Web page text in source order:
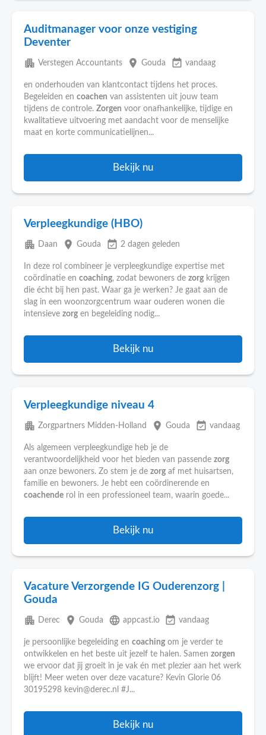
Auditmanager voor onze vestiging
Deventer
apartment Verstegen Accountants place Gouda event_available vandaag
en onderhouden van klantcontact tijdens het proces.
Begeleiden en coachen van assistenten uit jouw team
tijdens de controle. Zorgen voor onafhankelijke, tijdige en
kwalitatieve uitvoering met aandacht voor de menselijke
maat en korte communicatielijnen...
Bekijk nu
Verpleegkundige (HBO)
apartment Daan place Gouda event_available 2 dagen geleden
In deze rol combineer je verpleegkundige expertise met
coördinatie en coaching, zodat bewoners de zorg krijgen
die écht bij hen past. Waar ga je werken? Je gaat aan de
slag in een woonzorgcentrum waar ouderen wonen die
intensieve zorg en begeleiding nodig...
Bekijk nu
Verpleegkundige niveau 4
apartment Zorgpartners Midden-Holland place Gouda event_available vandaag
Als algemeen verpleegkundige heb je de
verantwoordelijkheid voor het bieden van passende zorg
aan onze bewoners. Zo stem je de zorg af met huisartsen,
familie en bewoners. Je hebt een coördinerende en
coachende rol in een professioneel team, waarin goede...
Bekijk nu
Vacature Verzorgende IG Ouderenzorg |
Gouda
apartment Derec place Gouda language appcast.io event_available vandaag
je persoonlijke begeleiding en coaching om je verder te
ontwikkelen en het beste uit jezelf te halen. Samen zorgen
we ervoor dat jij groeit in je vak én met plezier aan het werk
blijft! Meer weten over deze vacature? Kevin Glorie 06
30195298 kevin@derec.nl #J...
Bekijk nu